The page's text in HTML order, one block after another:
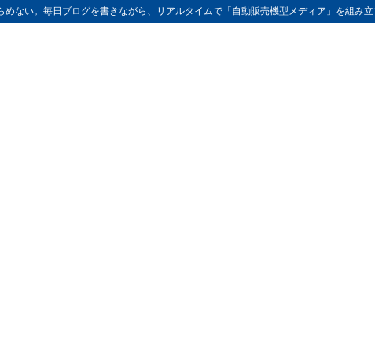
ない。毎日ブログを書きながら、リアルタイムで「自動販売機型メディア」を組み立